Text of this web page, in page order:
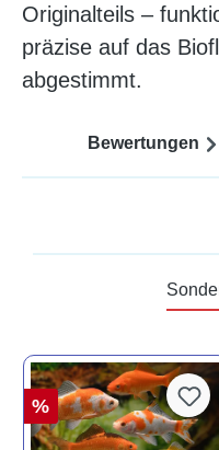
Originalteils –
präzise auf das
abgestimmt.
Bewertungen
%